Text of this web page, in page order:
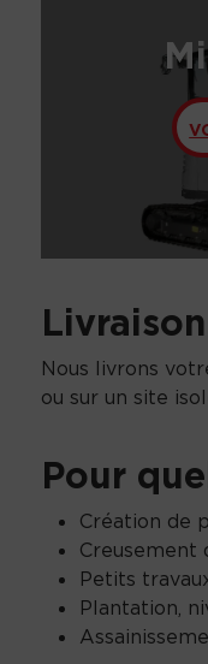
Nous livrons
ou sur un site
Pour
Création de
Creusement
Petits
Plantation,